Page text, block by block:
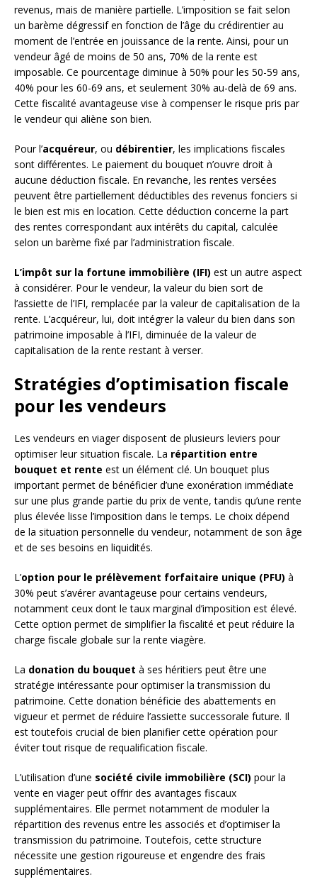
revenus, mais de manière partielle. L’imposition se fait selon
un barème dégressif en fonction de l’âge du crédirentier au
moment de l’entrée en jouissance de la rente. Ainsi, pour un
vendeur âgé de moins de 50 ans, 70% de la rente est
imposable. Ce pourcentage diminue à 50% pour les 50-59 ans,
40% pour les 60-69 ans, et seulement 30% au-delà de 69 ans.
Cette fiscalité avantageuse vise à compenser le risque pris par
le vendeur qui aliène son bien.
Pour l’acquéreur, ou débirentier, les implications fiscales
sont différentes. Le paiement du bouquet n’ouvre droit à
aucune déduction fiscale. En revanche, les rentes versées
peuvent être partiellement déductibles des revenus fonciers si
le bien est mis en location. Cette déduction concerne la part
des rentes correspondant aux intérêts du capital, calculée
selon un barème fixé par l’administration fiscale.
L’impôt sur la fortune immobilière (IFI) est un autre aspect
à considérer. Pour le vendeur, la valeur du bien sort de
l’assiette de l’IFI, remplacée par la valeur de capitalisation de la
rente. L’acquéreur, lui, doit intégrer la valeur du bien dans son
patrimoine imposable à l’IFI, diminuée de la valeur de
capitalisation de la rente restant à verser.
Stratégies d’optimisation fiscale
pour les vendeurs
Les vendeurs en viager disposent de plusieurs leviers pour
optimiser leur situation fiscale. La répartition entre
bouquet et rente est un élément clé. Un bouquet plus
important permet de bénéficier d’une exonération immédiate
sur une plus grande partie du prix de vente, tandis qu’une rente
plus élevée lisse l’imposition dans le temps. Le choix dépend
de la situation personnelle du vendeur, notamment de son âge
et de ses besoins en liquidités.
L’option pour le prélèvement forfaitaire unique (PFU) à
30% peut s’avérer avantageuse pour certains vendeurs,
notamment ceux dont le taux marginal d’imposition est élevé.
Cette option permet de simplifier la fiscalité et peut réduire la
charge fiscale globale sur la rente viagère.
La donation du bouquet à ses héritiers peut être une
stratégie intéressante pour optimiser la transmission du
patrimoine. Cette donation bénéficie des abattements en
vigueur et permet de réduire l’assiette successorale future. Il
est toutefois crucial de bien planifier cette opération pour
éviter tout risque de requalification fiscale.
L’utilisation d’une société civile immobilière (SCI) pour la
vente en viager peut offrir des avantages fiscaux
supplémentaires. Elle permet notamment de moduler la
répartition des revenus entre les associés et d’optimiser la
transmission du patrimoine. Toutefois, cette structure
nécessite une gestion rigoureuse et engendre des frais
supplémentaires.